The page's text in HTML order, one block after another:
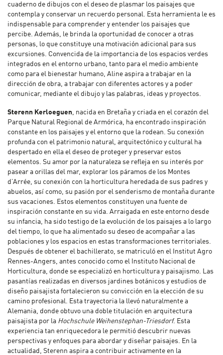
cuaderno de dibujos con el deseo de plasmar los paisajes que
contempla y conservar un recuerdo personal. Esta herramienta le es
indispensable para comprender y entender los paisajes que
percibe. Además, le brinda la oportunidad de conocer a otras
personas, lo que constituye una motivación adicional para sus
excursiones. Convencida de la importancia de los espacios verdes
integrados en el entorno urbano, tanto para el medio ambiente
como para el bienestar humano, Aline aspira a trabajar en la
dirección de obra, a trabajar con diferentes actores y a poder
comunicar, mediante el dibujo y las palabras, ideas y proyectos.
Sterenn Kerloeguen , nacida en Bretaña y criada en el corazón del
Parque Natural Regional de Armórica, ha encontrado inspiración
constante en los paisajes y el entorno que la rodean. Su conexión
profunda con el patrimonio natural, arquitectónico y cultural ha
despertado en ella el deseo de proteger y preservar estos
elementos. Su amor por la naturaleza se refleja en su interés por
pasear a orillas del mar, explorar los páramos de los Montes
d’Arrée, su conexión con la horticultura heredada de sus padres y
abuelos, así como, su pasión por el senderismo de montaña durante
sus vacaciones. Estos elementos constituyen una fuente de
inspiración constante en su vida. Arraigada en este entorno desde
su infancia, ha sido testigo de la evolución de los paisajes a lo largo
del tiempo, lo que ha alimentado su deseo de acompañar a las
poblaciones y los espacios en estas transformaciones territoriales.
Después de obtener el bachillerato, se matriculó en el Institut Agro
Rennes-Angers, antes conocido como el Instituto Nacional de
Horticultura, donde se especializó en horticultura y paisajismo. Las
pasantías realizadas en diversos jardines botánicos y estudios de
diseño paisajista fortalecieron su convicción en la elección de su
camino profesional. Esta trayectoria la llevó naturalmente a
Alemania, donde obtuvo una doble titulación en arquitectura
paisajista por la Hochschule Weihenstephan-Triesdorf. Esta
experiencia tan enriquecedora le permitió descubrir nuevas
perspectivas y enfoques para abordar y diseñar paisajes. En la
actualidad, Sterenn aspira a contribuir activamente en la